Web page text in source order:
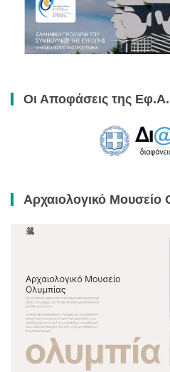
Οι Αποφάσεις της
Αρχαιολογικό Μουσείο